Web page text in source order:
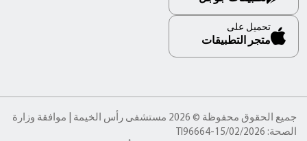
تحميل على
متجر التطبيقات
جميع الحقوق محفوظة © 2026 مستشفى رأس الخيمة | موافقة وزارة
الصحة: TI96664-15/02/2026